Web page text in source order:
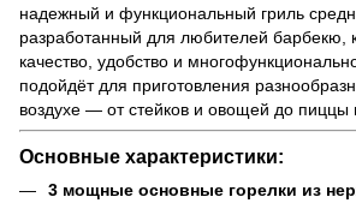
надежный и функциональный гриль
разработанный для любителей барбекю,
качество, удобство и
подойдёт для приготовления
воздухе — от стейков и овощей до пиццы
Основные характеристики:
3 мощные основные горелки из